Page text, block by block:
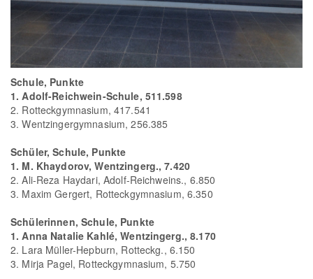
Schule, Punkte
1. Adolf-Reichwein-Schule, 511.598
2. Rotteckgymnasium, 417.541
3. Wentzingergymnasium, 256.385
Schüler, Schule, Punkte
1. M. Khaydorov, Wentzingerg., 7.420
2. Ali-Reza Haydari, Adolf-Reichweins., 6.850
3. Maxim Gergert, Rotteckgymnasium, 6.350
Schülerinnen, Schule, Punkte
1. Anna Natalie Kahlé, Wentzingerg., 8.170
2. Lara Müller-Hepburn, Rotteckg., 6.150
3. Mirja Pagel, Rotteckgymnasium, 5.750